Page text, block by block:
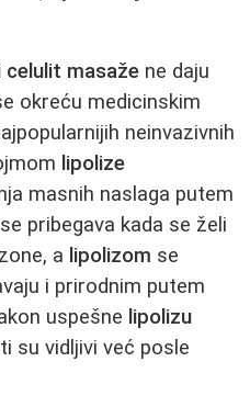
celulit masaže ne daju
okreću medicinskim
neinvazivnih
lipolize
masnih naslaga putem
se pribegava kada se želi
a lipolizom se
i prirodnim putem
uspešne lipolizu
su vidljivi već posle